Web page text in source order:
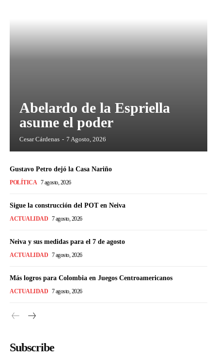
Abelardo de la Espriella
asume el poder
Cesar Cárdenas - 7 Agosto, 2026
Gustavo Petro dejó la Casa Nariño
POLÍTICA 7 agosto, 2026
Sigue la construcción del POT en Neiva
ACTUALIDAD 7 agosto, 2026
Neiva y sus medidas para el 7 de agosto
ACTUALIDAD 7 agosto, 2026
Más logros para Colombia en Juegos Centroamericanos
ACTUALIDAD 7 agosto, 2026
Subscribe